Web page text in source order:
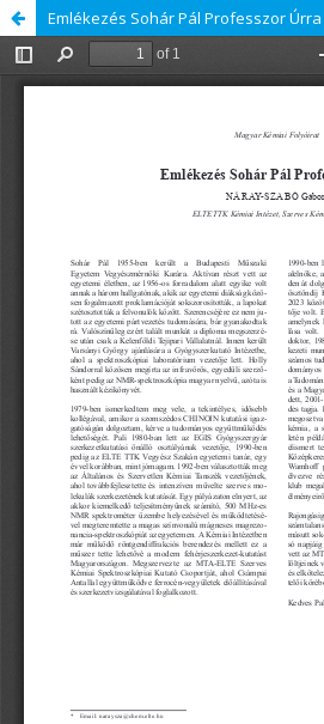
Emlékezés Sohár Pál Professzor Úrra